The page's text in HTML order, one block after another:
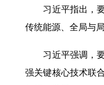
习近平指出，要
传统能源、全局与
习近平强调，要
强关键核心技术联